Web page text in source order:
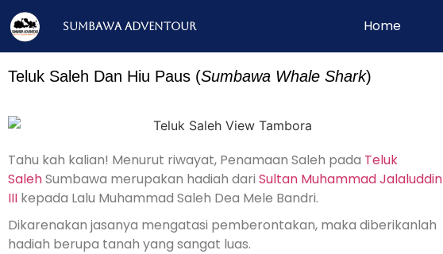
Sumbawa Adventour Home
Teluk Saleh Dan Hiu Paus (Sumbawa Whale Shark)
Tahu kah kalian! Menurut riwayat, Penamaan Saleh pada Teluk
SalehSumbawa merupakan hadiah dari Sultan Muhammad Jalaluddin
III kepada Lalu Muhammad Saleh Dea Mele Bandri.
Dikarenakan jasanya mengatasi pemberontakan, maka diberikanlah
hadiah berupa tanah yang sangat luas.